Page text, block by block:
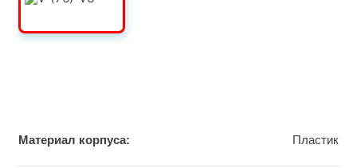
Материал корпуса: Пластик